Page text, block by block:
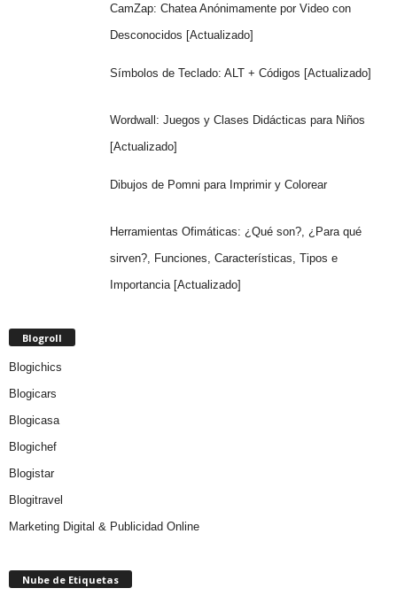
CamZap: Chatea Anónimamente por Video con
Desconocidos [Actualizado]
Símbolos de Teclado: ALT + Códigos [Actualizado]
Wordwall: Juegos y Clases Didácticas para Niños
[Actualizado]
Dibujos de Pomni para Imprimir y Colorear
Herramientas Ofimáticas: ¿Qué son?, ¿Para qué
sirven?, Funciones, Características, Tipos e
Importancia [Actualizado]
Blogroll
Blogichics
Blogicars
Blogicasa
Blogichef
Blogistar
Blogitravel
Marketing Digital & Publicidad Online
Nube de Etiquetas